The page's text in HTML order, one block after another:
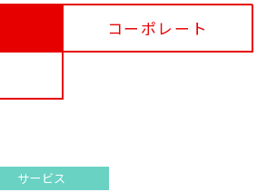
コーポレート
サービス